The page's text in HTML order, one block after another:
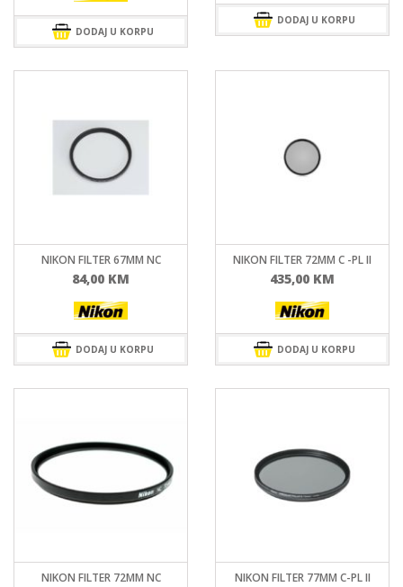
DODAJ U KORPU
DODAJ U KORPU
NIKON FILTER 67MM NC
84,00 KM
DODAJ U KORPU
NIKON FILTER 72MM C -PL II
435,00 KM
DODAJ U KORPU
NIKON FILTER 72MM NC NIKON FILTER 77MM C-PL II